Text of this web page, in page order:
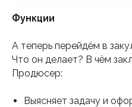
Функции
А теперь перейдём в
Что он делает? В чём
Продюсер:
Выясняет задачу и